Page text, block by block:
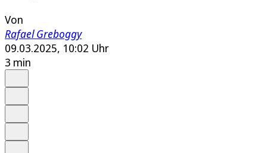
Von
Rafael Greboggy
09.03.2025, 10:02 Uhr
3 min